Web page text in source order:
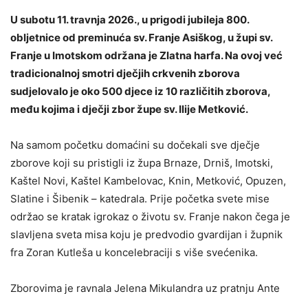
U subotu 11. travnja 2026., u prigodi jubileja 800.
obljetnice od preminuća sv. Franje Asiškog, u župi sv.
Franje u Imotskom održana je Zlatna harfa. Na ovoj već
tradicionalnoj smotri dječjih crkvenih zborova
sudjelovalo je oko 500 djece iz 10 različitih zborova,
među kojima i dječji zbor župe sv. Ilije Metković.
Na samom početku domaćini su dočekali sve dječje
zborove koji su pristigli iz župa Brnaze, Drniš, Imotski,
Kaštel Novi, Kaštel Kambelovac, Knin, Metković, Opuzen,
Slatine i Šibenik – katedrala. Prije početka svete mise
održao se kratak igrokaz o životu sv. Franje nakon čega je
slavljena sveta misa koju je predvodio gvardijan i župnik
fra Zoran Kutleša u koncelebraciji s više svećenika.
Zborovima je ravnala Jelena Mikulandra uz pratnju Ante